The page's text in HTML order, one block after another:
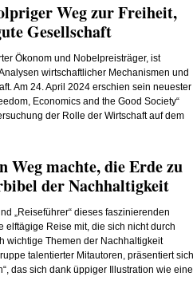
Weg zur Freiheit,
Gesellschaft
Ökonom und Nobelpreisträger, ist
wirtschaftlicher Mechanismen und
Am 24. April 2024 erschien sein neuester
Economics and the Good Society“
der Rolle der Wirtschaft auf dem
Weg machte, die Erde zu
der Nachhaltigkeit
„Reiseführer“ dieses faszinierenden
elftägige Reise mit, die sich nicht durch
wichtige Themen der Nachhaltigkeit
talentierter Mitautoren, präsentiert sich
das sich dank üppiger Illustration wie eine